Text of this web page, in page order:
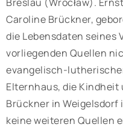
Caroline Brückner,
die Lebensdaten seines
vorliegenden Quellen
evangelisch-
Elternhaus, die Kindheit
Brückner in
keine weiteren Quellen